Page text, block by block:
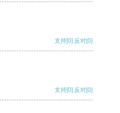
支持[0] 反对[0]
支持[0] 反对[0]